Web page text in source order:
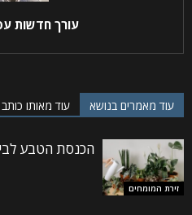
עורך חדשות
עוד מאמרים בנושא עוד מאותו כותב
זירת המומחים
הכנסת הטבע